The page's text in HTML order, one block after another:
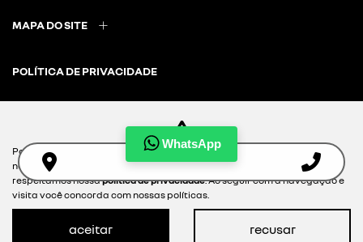
WhatsApp
MAPA DO SITE
POLÍTICA DE PRIVACIDADE
Desacelere. Seu bem maior é a vida.
Para otimizar sua experiência durante a navegação, fazemos uso de
nossa política de cookies e para proteger seus dados pessoais
respeitamos nossapolítica de privacidade. Ao seguir com a navegação e
visita você concorda com nossas políticas.
aceitar recusar